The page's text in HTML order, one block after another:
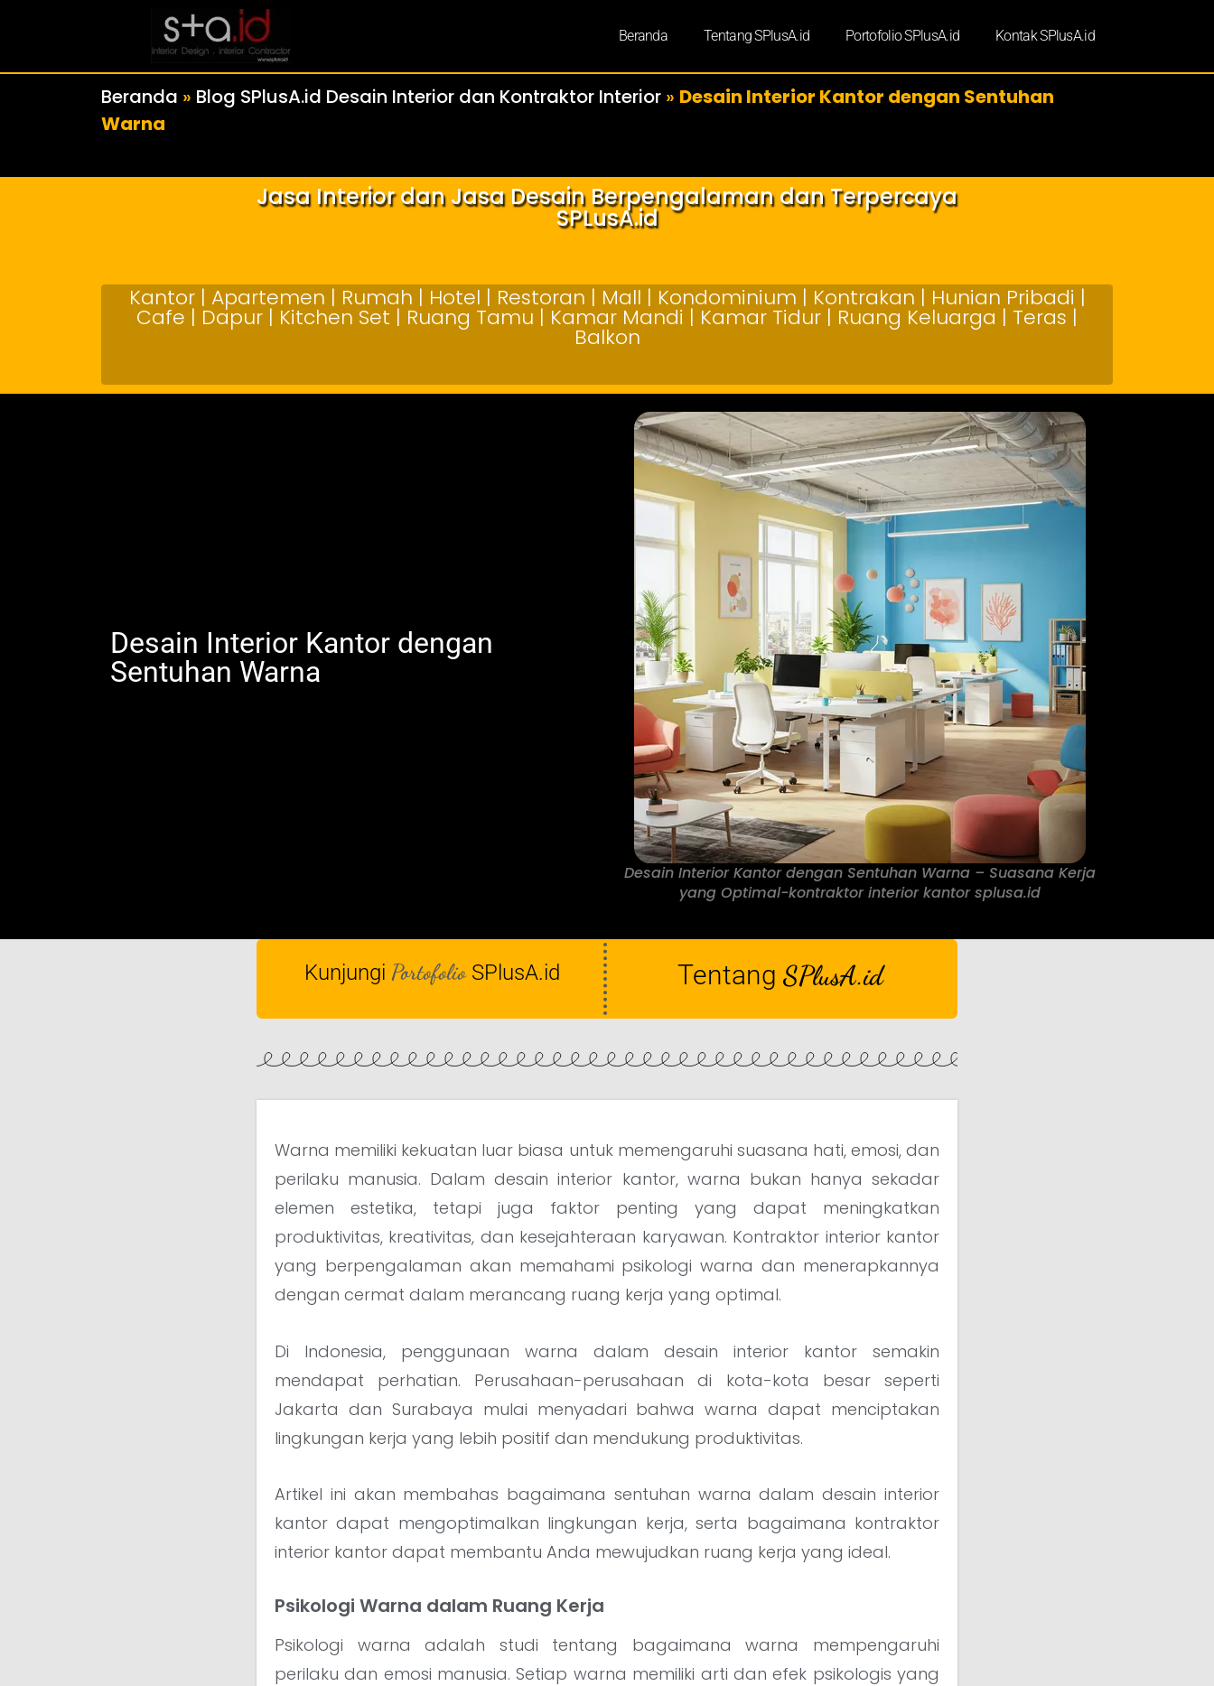
Beranda Tentang SPlusA.id Portofolio SPlusA.id Kontak SPlusA.id
Beranda » Blog SPlusA.id Desain Interior dan Kontraktor Interior » Desain Interior Kantor dengan Sentuhan
Warna
Jasa Interior dan Jasa Desain Berpengalaman dan Terpercaya
SPLusA.id
Kantor | Apartemen | Rumah | Hotel | Restoran | Mall | Kondominium | Kontrakan | Hunian Pribadi |
Cafe | Dapur | Kitchen Set | Ruang Tamu | Kamar Mandi | Kamar Tidur | Ruang Keluarga | Teras |
Balkon
Desain Interior Kantor dengan
Sentuhan Warna
Desain Interior Kantor dengan Sentuhan Warna – Suasana Kerja
yang Optimal-kontraktor interior kantor splusa.id
Kunjungi Portofolio SPlusA.id Tentang SPlusA.id
Warna memiliki kekuatan luar biasa untuk memengaruhi suasana hati, emosi, dan
perilaku manusia. Dalam desain interior kantor, warna bukan hanya sekadar
elemen estetika, tetapi juga faktor penting yang dapat meningkatkan
produktivitas, kreativitas, dan kesejahteraan karyawan. Kontraktor interior kantor
yang berpengalaman akan memahami psikologi warna dan menerapkannya
dengan cermat dalam merancang ruang kerja yang optimal.
Di Indonesia, penggunaan warna dalam desain interior kantor semakin
mendapat perhatian. Perusahaan-perusahaan di kota-kota besar seperti
Jakarta dan Surabaya mulai menyadari bahwa warna dapat menciptakan
lingkungan kerja yang lebih positif dan mendukung produktivitas.
Artikel ini akan membahas bagaimana sentuhan warna dalam desain interior
kantor dapat mengoptimalkan lingkungan kerja, serta bagaimana kontraktor
interior kantor dapat membantu Anda mewujudkan ruang kerja yang ideal.
Psikologi Warna dalam Ruang Kerja
Psikologi warna adalah studi tentang bagaimana warna mempengaruhi
perilaku dan emosi manusia. Setiap warna memiliki arti dan efek psikologis yang